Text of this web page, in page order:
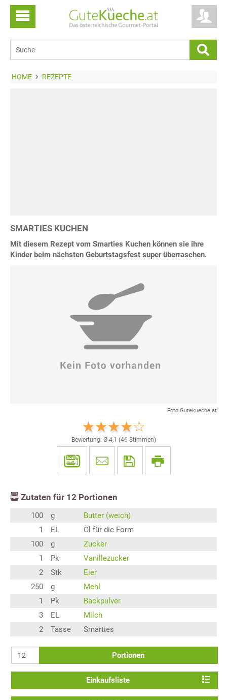
HOME REZEPTE
SMARTIES KUCHEN
Mit diesem Rezept vom Smarties Kuchen können sie ihre
Kinder beim nächsten Geburtstagsfest super überraschen.
Foto Gutekueche.at
Bewertung: Ø 4,1 (46 Stimmen)
Zutaten für 12 Portionen
100 g
Butter (weich)
1
EL
Öl für die Form
100
g
Zucker
1
Pk
Vanillezucker
2
Stk
Eier
250
g
Mehl
1
Pk
Backpulver
3
EL
Milch
2
Tasse Smarties
Portionen
Einkaufsliste